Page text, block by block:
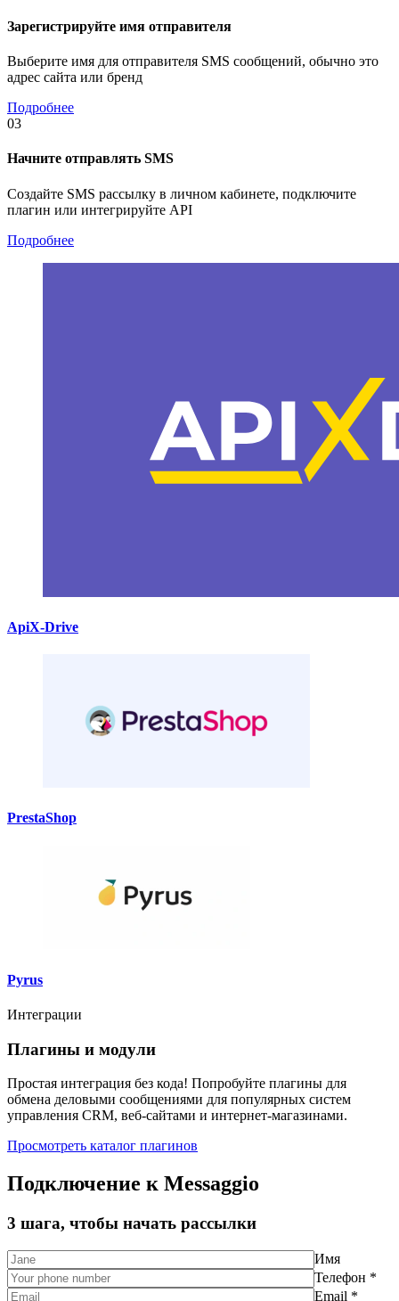
Зарегистрируйте имя отправителя
Выберите имя для отправителя SMS сообщений, обычно это
адрес сайта или бренд
Подробнее
03
Начните отправлять SMS
Создайте SMS рассылку в личном кабинете, подключите
плагин или интегрируйте API
Подробнее
ApiX-Drive
PrestaShop
Pyrus
Интеграции
Плагины и модули
Простая интеграция без кода! Попробуйте плагины для
обмена деловыми сообщениями для популярных систем
управления CRM, веб-сайтами и интернет-магазинами.
Просмотреть каталог плагинов
Подключение к Messaggio
3 шага, чтобы начать рассылки
Имя
Телефон *
Email *